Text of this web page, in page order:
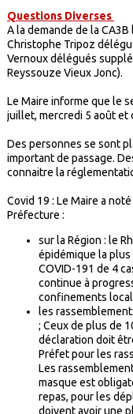
Questions Diverses
A la demande de la
Christophe Tripoz
Vernoux délégués
Reyssouze Vieux Jonc).
Le Maire informe que le
juillet, mercredi 5 août et
Des personnes se sont
important de passage.
connaitre la
Covid 19 : Le Maire a
Préfecture :
sur la Région : le
épidémique la plus
COVID-191 de 4
continue à
confinements
les
; Ceux de plus de
déclaration doit
Préfet pour les
Les
masque est
repas, pour les
doivent avoir une